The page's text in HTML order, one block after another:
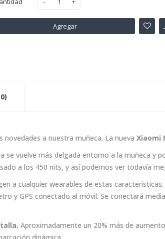
Agregar
a nuestra muñeca. La nueva Xiaomi
vuelve más delgada entorno a la muñeca y
a los 450 nits, y así podemos ver todavía
a cualquier wearables de estas
y GPS conectado al móvil. Se conectará
Aproximadamente un 20% más de